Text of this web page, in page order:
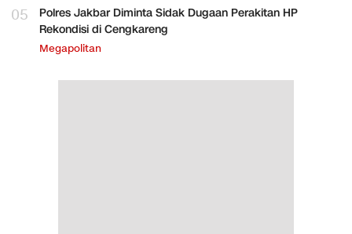
05
Polres Jakbar Diminta Sidak Dugaan Perakitan HP
Rekondisi di Cengkareng
Megapolitan